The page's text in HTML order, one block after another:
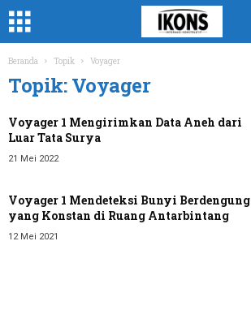
Beranda Topik Voyager
Topik: Voyager
Voyager 1 Mengirimkan Data Aneh dari
Luar Tata Surya
21 Mei 2022
Voyager 1 Mendeteksi Bunyi Berdengung
yang Konstan di Ruang Antarbintang
12 Mei 2021